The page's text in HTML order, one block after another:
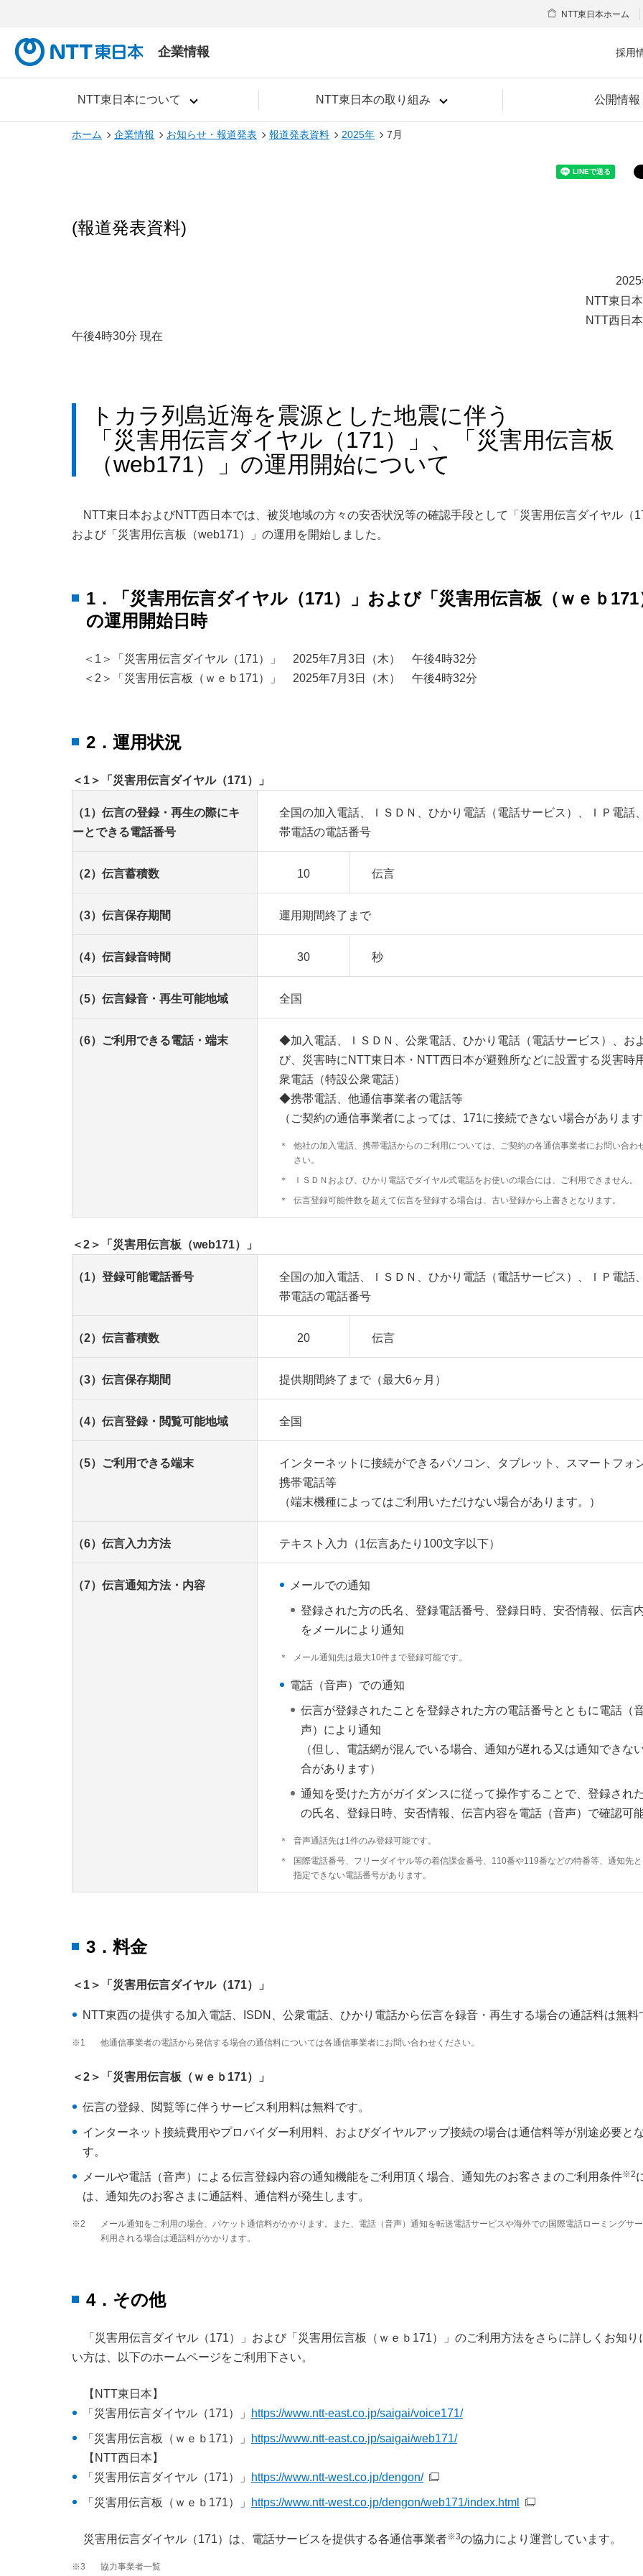
企業情報
NTT東日本について NTT東日本の取り組み 公開情報
NTT東日本ホーム
採用
ホーム 企業情報 お知らせ・報道発表 報道発表資料 2025年 7月
(報道発表資料)
NTT東日
NTT西日
午後4時30分 現在
トカラ列島近海を震源とした地震に伴う
「災害用伝言ダイヤル（171）」、「災害用伝言板
（web171）」の運用開始について
NTT東日本およびNTT西日本では、被災地域の方々の安否状況等の確認手段として「災害用伝言ダイヤル（
および「災害用伝言板（web171）」の運用を開始しました。
1．「災害用伝言ダイヤル（171）」および「災害用伝言板（ｗｅｂ171
の運用開始日時
＜1＞「災害用伝言ダイヤル（171）」 2025年7月3日（木） 午後4時32分
＜2＞「災害用伝言板（ｗｅｂ171）」 2025年7月3日（木） 午後4時32分
2．運用状況
＜1＞「災害用伝言ダイヤル（171）」
（1）伝言の登録・再生の際にキ
ーとできる電話番号
全国の加入電話、ＩＳＤＮ、ひかり電話（電話サービス）、ＩＰ電話
帯電話の電話番号
（2）伝言蓄積数 10 伝言
（3）伝言保存期間 運用期間終了まで
（4）伝言録音時間 30 秒
（5）伝言録音・再生可能地域 全国
（6）ご利用できる電話・端末
◆加入電話、ＩＳＤＮ、公衆電話、ひかり電話（電話サービス）、お
び、災害時にNTT東日本・NTT西日本が避難所などに設置する災害時
衆電話（特設公衆電話）
◆携帯電話、他通信事業者の電話等
（ご契約の通信事業者によっては、171に接続できない場合がありま
＊
他社の加入電話、携帯電話からのご利用については、ご契約の各通信事業者にお問い合わ
さい。
＊
ＩＳＤＮおよび、ひかり電話でダイヤル式電話をお使いの場合には、ご利用できません。
＊
伝言登録可能件数を超えて伝言を登録する場合は、古い登録から上書きとなります。
＜2＞「災害用伝言板（web171）」
（1）登録可能電話番号
全国の加入電話、ＩＳＤＮ、ひかり電話（電話サービス）、ＩＰ電話
帯電話の電話番号
（2）伝言蓄積数 20 伝言
（3）伝言保存期間 提供期間終了まで（最大6ヶ月）
（4）伝言登録・閲覧可能地域 全国
（5）ご利用できる端末
インターネットに接続ができるパソコン、タブレット、スマートフォ
携帯電話等
（端末機種によってはご利用いただけない場合があります。）
（6）伝言入力方法 テキスト入力（1伝言あたり100文字以下）
（7）伝言通知方法・内容 メールでの通知
登録された方の氏名、登録電話番号、登録日時、安否情報、伝言
をメールにより通知
＊ メール通知先は最大10件まで登録可能です。
電話（音声）での通知
伝言が登録されたことを登録された方の電話番号とともに電話（
声）により通知
（但し、電話網が混んでいる場合、通知が遅れる又は通知できな
合があります）
通知を受けた方がガイダンスに従って操作することで、登録され
の氏名、登録日時、安否情報、伝言内容を電話（音声）で確認可
＊
音声通話先は1件のみ登録可能です。
＊
国際電話番号、フリーダイヤル等の着信課金番号、110番や119番などの特番等、通知先
指定できない電話番号があります。
3．料金
＜1＞「災害用伝言ダイヤル（171）」
NTT東西の提供する加入電話、ISDN、公衆電話、ひかり電話から伝言を録音・再生する場合の通話料は無料
※1 他通信事業者の電話から発信する場合の通信料については各通信事業者にお問い合わせください。
＜2＞「災害用伝言板（ｗｅｂ171）」
伝言の登録、閲覧等に伴うサービス利用料は無料です。
インターネット接続費用やプロバイダー利用料、およびダイヤルアップ接続の場合は通信料等が別途必要と
す。
メールや電話（音声）による伝言登録内容の通知機能をご利用頂く場合、通知先のお客さまのご利用条件※2
は、通知先のお客さまに通話料、通信料が発生します。
※2
メール通知をご利用の場合、パケット通信料がかかります。また、電話（音声）通知を転送電話サービスや海外での国際電話ローミングサ
利用される場合は通話料がかかります。
4．その他
「災害用伝言ダイヤル（171）」および「災害用伝言板（ｗｅｂ171）」のご利用方法をさらに詳しくお知り
い方は、以下のホームページをご利用下さい。
【NTT東日本】
「災害用伝言ダイヤル（171）」
https://www.ntt-east.co.jp/saigai/voice171/
「災害用伝言板（ｗｅｂ171）」
https://www.ntt-east.co.jp/saigai/web171/
【NTT西日本】
「災害用伝言ダイヤル（171）」
https://www.ntt-west.co.jp/dengon/
「災害用伝言板（ｗｅｂ171）」 https://www.ntt-west.co.jp/dengon/web171/index.html
災害用伝言ダイヤル（171）は、電話サービスを提供する各通信事業者※3の協力により運営しています。
※3 協力事業者一覧